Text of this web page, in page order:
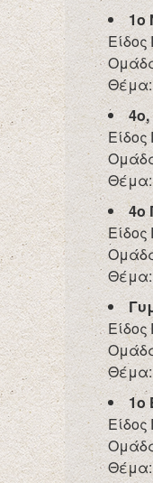
1ο
Θέμα:
4ο
Θέμα:
1ο